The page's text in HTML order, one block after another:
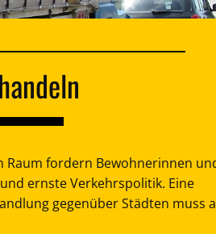
Raum fordern Bewohnerinnen
ernste Verkehrspolitik. Eine
gegenüber Städten muss